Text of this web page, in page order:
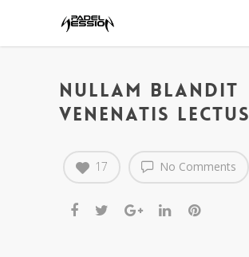
Nullam blandit
venenatis lectus
No Comments
17